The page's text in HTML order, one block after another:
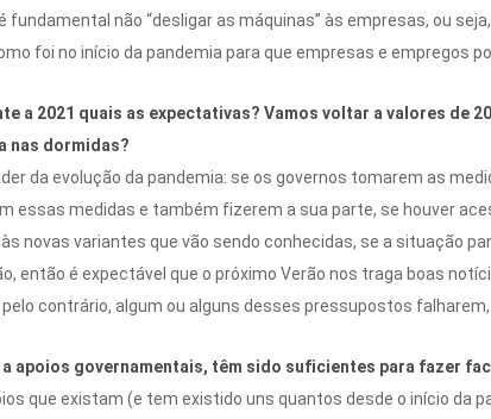
fundamental não “desligar as máquinas” às empresas, ou
foi no início da pandemia para que empresas e empregos
a 2021 quais as expectativas? Vamos voltar a valores de
nas dormidas?
da evolução da pandemia: se os governos tomarem as
essas medidas e também fizerem a sua parte, se houver
novas variantes que vão sendo conhecidas, se a situação
então é expectável que o próximo Verão nos traga boas
pelo contrário, algum ou alguns desses pressupostos
a apoios governamentais, têm sido suficientes para fazer
que existam (e tem existido uns quantos desde o início da